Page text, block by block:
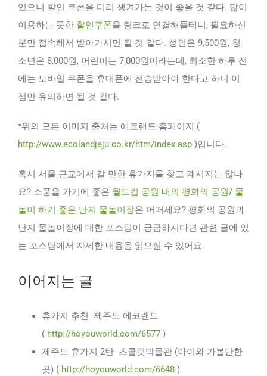
있으니 할인 쿠폰을 미리 챙겨가는 것이 좋을 것 같다. 많이
이용하는 듯한 할인쿠폰을 링크로 연결해둘테니, 필요하신
분만 접속해서 받아가시면 될 것 같다. 성인은 9,500원, 청
소년은 8,000원, 어린이는 7,000원이라는데, 최소한 하루 전
에는 모바일 쿠폰을 휴대폰에 전송받아야 한다고 하니 이
점만 유의하면 될 것 같다.
*위의 모든 이미지 출처는 에코랜드 홈페이지 (
http://www.ecolandjeju.co.kr/htm/index.asp )입니다.
혹시 서울 근교에서 갈 만한 휴가지를 찾고 계시지는 않나
요? 소풍을 가기에 좋은 월드컵 공원 내의 평화의 공원/ 물
놀이 하기 좋은 난지 물놀이장은 어떠세요? 평화의 공원과
난지 물놀이장에 대한 포스팅이 궁금하시다면 관련 글에 있
는 포스팅에서 자세한 내용을 읽으실 수 있어요.
이어지는 글
휴가지 추천- 제주도 에코랜드
( http://hoyouworld.com/6577 )
제주도 휴가지 2탄- 초콜릿박물관 (아이와 가볼만한
곳) ( http://hoyouworld.com/6648 )